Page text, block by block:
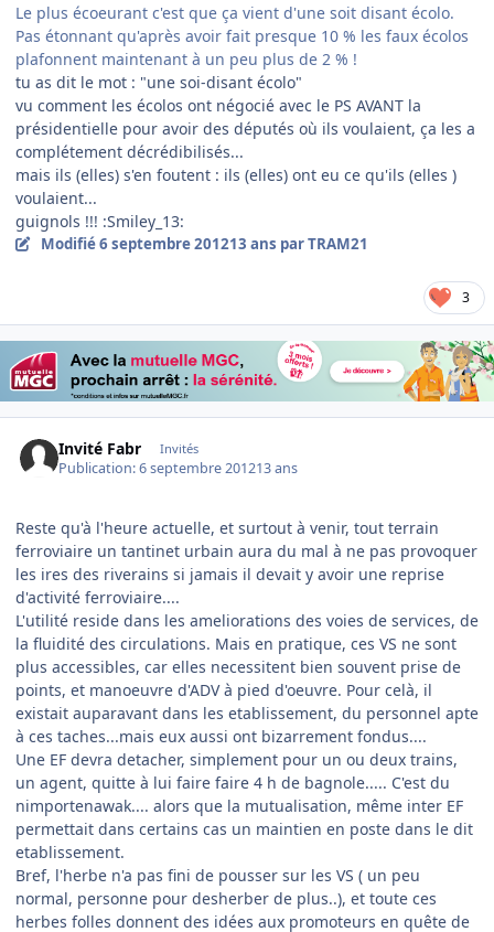
Le plus écoeurant c'est que ça vient d'une soit disant écolo.
Pas étonnant qu'après avoir fait presque 10 % les faux écolos
plafonnent maintenant à un peu plus de 2 % !
tu as dit le mot : "une soi-disant écolo"
vu comment les écolos ont négocié avec le PS AVANT la
présidentielle pour avoir des députés où ils voulaient, ça les a
complétement décrédibilisés...
mais ils (elles) s'en foutent : ils (elles) ont eu ce qu'ils (elles )
voulaient...
guignols !!! :Smiley_13:
Modifié6 septembre 201213 ans par TRAM21
3
Invité Fabr Invités
Publication:6 septembre 201213 ans
Reste qu'à l'heure actuelle, et surtout à venir, tout terrain
ferroviaire un tantinet urbain aura du mal à ne pas provoquer
les ires des riverains si jamais il devait y avoir une reprise
d'activité ferroviaire....
L'utilité reside dans les ameliorations des voies de services, de
la fluidité des circulations. Mais en pratique, ces VS ne sont
plus accessibles, car elles necessitent bien souvent prise de
points, et manoeuvre d'ADV à pied d'oeuvre. Pour celà, il
existait auparavant dans les etablissement, du personnel apte
à ces taches...mais eux aussi ont bizarrement fondus....
Une EF devra detacher, simplement pour un ou deux trains,
un agent, quitte à lui faire faire 4 h de bagnole..... C'est du
nimportenawak.... alors que la mutualisation, même inter EF
permettait dans certains cas un maintien en poste dans le dit
etablissement.
Bref, l'herbe n'a pas fini de pousser sur les VS ( un peu
normal, personne pour desherber de plus..), et toute ces
herbes folles donnent des idées aux promoteurs en quête de